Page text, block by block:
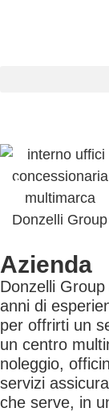
Azienda
Donzelli
anni di
per offrirti un
un centro
noleggio,
servizi
che serve, in